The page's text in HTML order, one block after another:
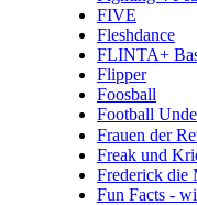
FIVE
Fleshdance
FLINTA+
Flipper
Foosball
Football
Freak und
Frederick die
Fun Facts -